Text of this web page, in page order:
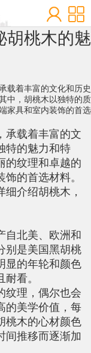
胡桃木的魅
载着丰富的文化和历史
中，胡桃木以独特的质
家具和室内装饰的首选
承载着丰富的文
特的魅力和特
的纹理和卓越的
的首选材料。
介绍胡桃木，
自北美、欧洲和
别是美国黑胡桃
显的年轮和颜色
看。
纹理，偶尔也会
的美学价值，每
桃木的心材颜色
间推移而逐渐加